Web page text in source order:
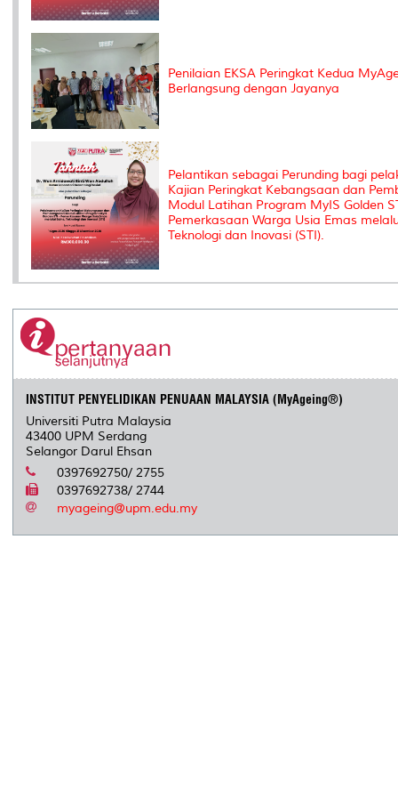
Penilaian EKSA Peringkat Kedua
Berlangsung dengan Jayanya
Pelantikan sebagai Perunding bagi
Kajian Peringkat Kebangsaan dan
Modul Latihan Program MyIS Golden
Pemerkasaan Warga Usia Emas
Teknologi dan Inovasi (STI).
INSTITUT PENYELIDIKAN PENUAAN MALAYSIA (MyAgeing®)
Universiti Putra Malaysia
43400 UPM Serdang
Selangor Darul Ehsan
0397692750/ 2755
0397692738/ 2744
myageing@upm.edu.my